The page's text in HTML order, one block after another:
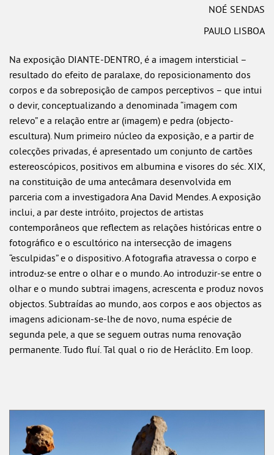
NOÉ SENDAS
PAULO LISBOA
Na exposição DIANTE-DENTRO, é a imagem intersticial –
resultado do efeito de paralaxe, do reposicionamento dos
corpos e da sobreposição de campos perceptivos – que intui
o devir, conceptualizando a denominada “imagem com
relevo” e a relação entre ar (imagem) e pedra (objecto-
escultura). Num primeiro núcleo da exposição, e a partir de
colecções privadas, é apresentado um conjunto de cartões
estereoscópicos, positivos em albumina e visores do séc. XIX,
na constituição de uma antecâmara desenvolvida em
parceria com a investigadora Ana David Mendes. A exposição
inclui, a par deste intróito, projectos de artistas
contemporâneos que reflectem as relações históricas entre o
fotográfico e o escultórico na intersecção de imagens
“esculpidas” e o dispositivo. A fotografia atravessa o corpo e
introduz-se entre o olhar e o mundo. Ao introduzir-se entre o
olhar e o mundo subtrai imagens, acrescenta e produz novos
objectos. Subtraídas ao mundo, aos corpos e aos objectos as
imagens adicionam-se-lhe de novo, numa espécie de
segunda pele, a que se seguem outras numa renovação
permanente. Tudo fluí. Tal qual o rio de Heráclito. Em loop.